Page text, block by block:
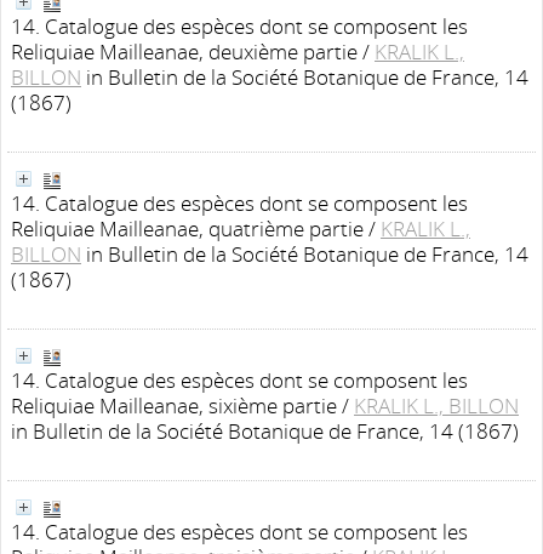
14. Catalogue des espèces dont se composent les
Reliquiae Mailleanae, deuxième partie/ KRALIK L.,
BILLON in Bulletin de la Société Botanique de France, 14
(1867)
14. Catalogue des espèces dont se composent les
Reliquiae Mailleanae, quatrième partie/ KRALIK L.,
BILLON in Bulletin de la Société Botanique de France, 14
(1867)
14. Catalogue des espèces dont se composent les
Reliquiae Mailleanae, sixième partie/ KRALIK L., BILLON
in Bulletin de la Société Botanique de France, 14 (1867)
14. Catalogue des espèces dont se composent les